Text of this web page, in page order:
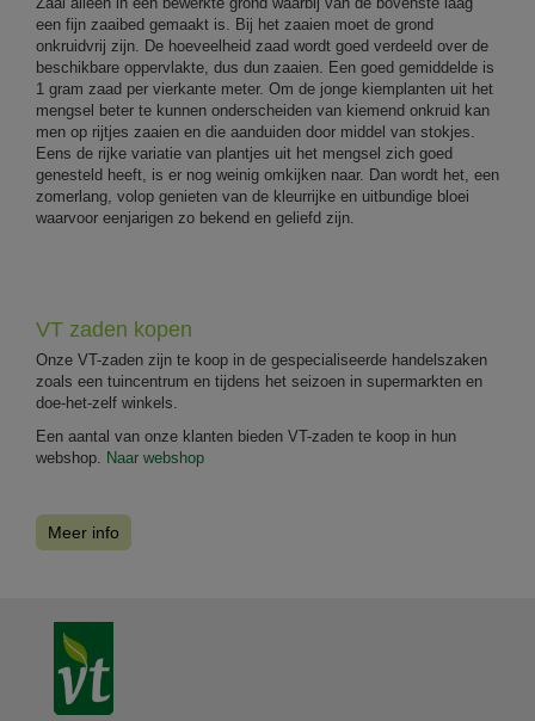
een fijn zaaibed gemaakt is. Bij het zaaien moet de grond
onkruidvrij zijn. De hoeveelheid zaad wordt goed verdeeld over de
beschikbare oppervlakte, dus dun zaaien. Een goed gemiddelde is
1 gram zaad per vierkante meter. Om de jonge kiemplanten uit het
mengsel beter te kunnen onderscheiden van kiemend onkruid kan
men op rijtjes zaaien en die aanduiden door middel van stokjes.
Eens de rijke variatie van plantjes uit het mengsel zich goed
genesteld heeft, is er nog weinig omkijken naar. Dan wordt het, een
zomerlang, volop genieten van de kleurrijke en uitbundige bloei
waarvoor eenjarigen zo bekend en geliefd zijn.
VT zaden kopen
Onze VT-zaden zijn te koop in de gespecialiseerde handelszaken
zoals een tuincentrum en tijdens het seizoen in supermarkten en
doe-het-zelf winkels.
Een aantal van onze klanten bieden VT-zaden te koop in hun
webshop. Naar webshop
Meer info